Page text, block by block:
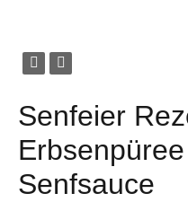
Senfeier
Senfsauce